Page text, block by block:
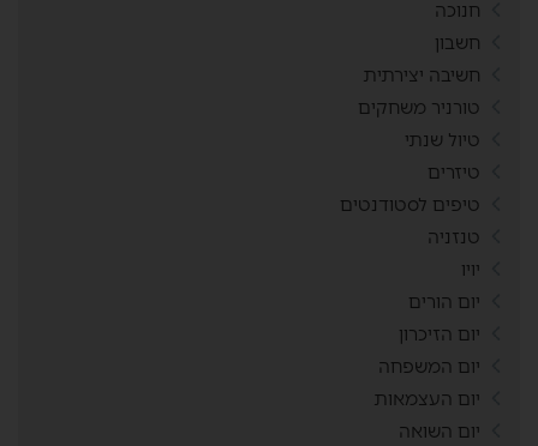
חנוכה
חשבון
חשיבה יצירתית
טורניר משחקים
טיול שנתי
טיזרים
טיפים לסטודנטים
טנזניה
יויו
יום הורים
יום הזיכרון
יום המשפחה
יום העצמאות
יום השואה